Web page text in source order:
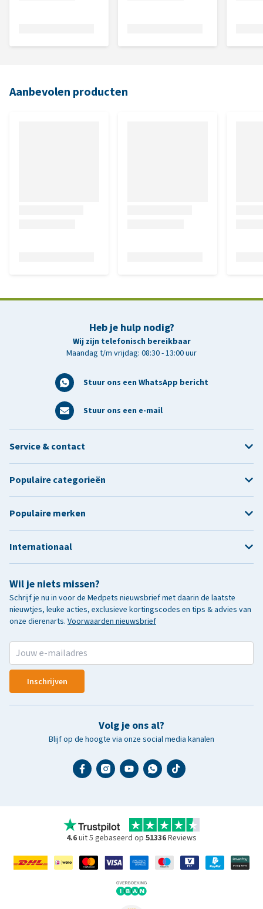
Aanbevolen producten
Heb je hulp nodig?
Wij zijn telefonisch bereikbaar
Maandag t/m vrijdag: 08:30 - 13:00 uur
Stuur ons een WhatsApp bericht
Stuur ons een e-mail
Wil je niets missen?
Schrijf je nu in voor de Medpets nieuwsbrief met daarin de laatste
nieuwtjes, leuke acties, exclusieve kortingscodes en tips & advies van
onze dierenarts. Voorwaarden nieuwsbrief
Inschrijven
Volg je ons al?
Blijf op de hoogte via onze social media kanalen
Service & contact
Populaire categorieën
Populaire merken
Internationaal
4.6uit 5 gebaseerd op 51336Reviews